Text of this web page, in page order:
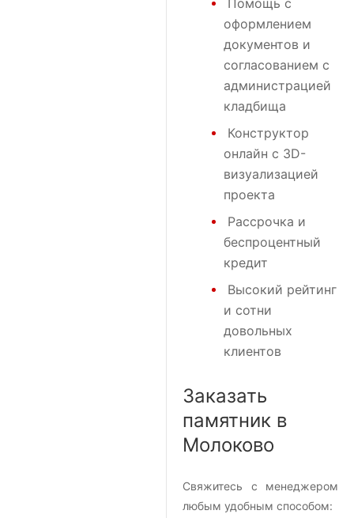
Помощь с
оформлением
документов и
согласованием с
администрацией
кладбища
Конструктор
онлайн с 3D-
визуализацией
проекта
Рассрочка и
беспроцентный
кредит
Высокий рейтинг
и сотни
довольных
клиентов
Заказать
памятник в
Молоково
Свяжитесь с менеджером
любым удобным способом: